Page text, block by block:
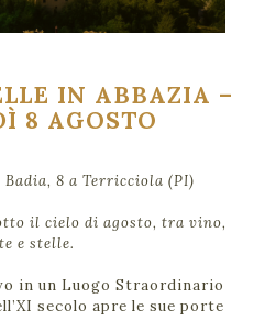
IN ABBAZIA –
8 AGOSTO
8 a Terricciola (PI)
il cielo di agosto, tra vino,
e stelle.
in un Luogo Straordinario
secolo apre le sue porte